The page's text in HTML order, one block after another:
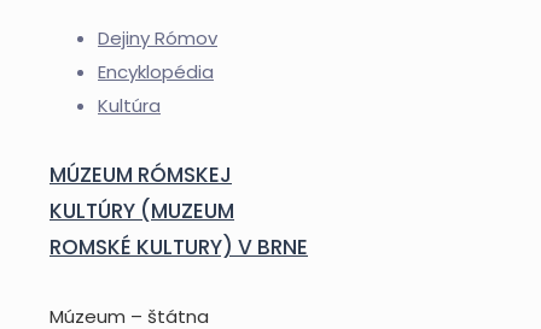
Dejiny Rómov
Encyklopédia
Kultúra
MÚZEUM RÓMSKEJ
KULTÚRY (MUZEUM
ROMSKÉ KULTURY) V BRNE
Múzeum – štátna